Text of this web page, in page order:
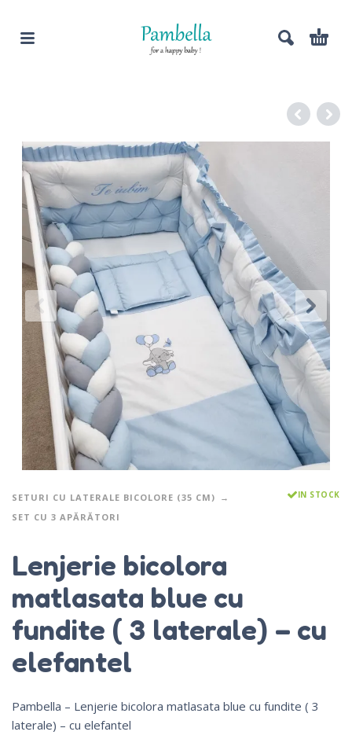
SETURI CU LATERALE BICOLORE (35 CM)
SET CU 3 APĂRĂTORI
IN STOCK
Lenjerie bicolora
matlasata blue cu
fundite ( 3 laterale) – cu
elefantel
Pambella – Lenjerie bicolora matlasata blue cu fundite ( 3
laterale) – cu elefantel